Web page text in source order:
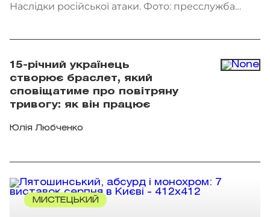
Наслідки російської атаки. Фото: пресслужба
15-річний українець
створює браслет, який
сповіщатиме про повітряну
тривогу: як він працює
Юлія Любченко
МИСТЕЦЬКИЙ